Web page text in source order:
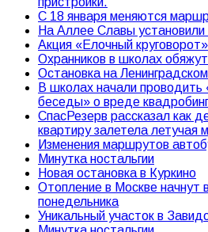
С 18 января меняются
На Аллее Славы установили
Акция «Елочный круговорот»
Охранников в школах
Остановка на
В школах начали проводить
беседы» о вреде
СпасРезерв рассказал как
квартиру залетела летучая
Изменения маршрутов
Минутка ностальгии
Новая остановка в Куркино
Отопление в Москве начнут
понедельника
Уникальный участок в